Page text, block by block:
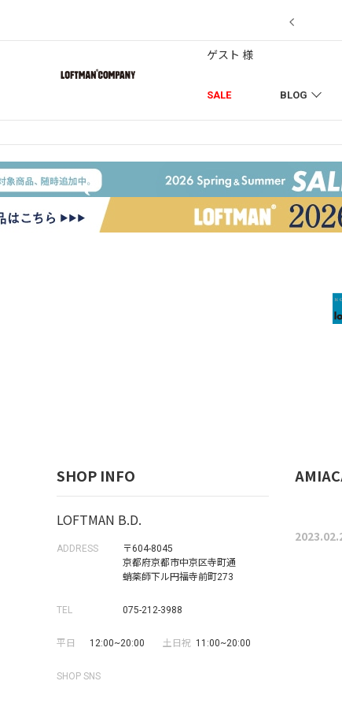
SALE BLOG
ゲスト 様
SHOP INFO
LOFTMAN B.D.
ADDRESS
〒604-8045
京都府京都市中京区寺町通
蛸薬師下ル円福寺前町273
TEL 075-212-3988
平日 12:00~20:00 土日祝 11:00~20:00
SHOP SNS